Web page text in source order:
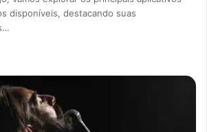
disponíveis, destacando suas